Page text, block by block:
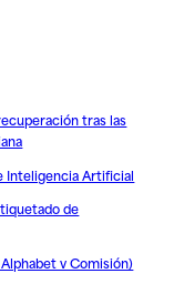
tras las
Inteligencia Artificial
de
v Comisión)